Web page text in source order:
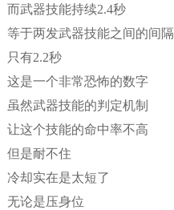
而武器技能持续2.4秒
等于两发武器技能之间的间隔
只有2.2秒
这是一个非常恐怖的数字
虽然武器技能的判定机制
让这个技能的命中率不高
但是耐不住
冷却实在是太短了
无论是压身位